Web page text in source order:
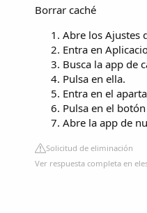
Borrar caché
Abre los Ajustes
Entra en
Busca la app de
Pulsa en ella.
Entra en el
Pulsa en el
Abre la app de
Solicitud de eliminación
Ver respuesta completa en